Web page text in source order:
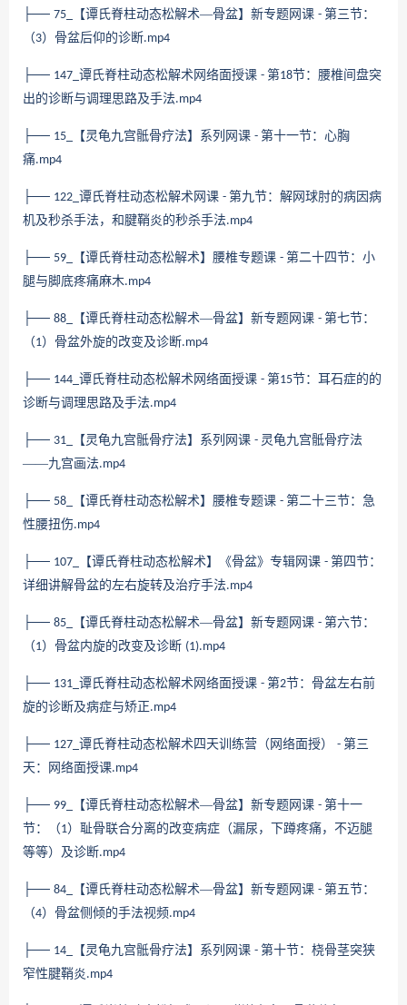
├── 75_ 【谭氏脊柱动态松解术—骨盆】新专题网课 - 第三节：
（3）骨盆后仰的诊断.mp4
├── 147_ 谭氏脊柱动态松解术网络面授课 - 第18节：腰椎间盘突
出的诊断与调理思路及手法.mp4
├── 15_ 【灵龟九宫骶骨疗法】系列网课 - 第十一节：心胸
痛.mp4
├── 122_ 谭氏脊柱动态松解术网课 - 第九节：解网球肘的病因病
机及秒杀手法，和腱鞘炎的秒杀手法.mp4
├── 59_ 【谭氏脊柱动态松解术】腰椎专题课 - 第二十四节：小
腿与脚底疼痛麻木.mp4
├── 88_ 【谭氏脊柱动态松解术—骨盆】新专题网课 - 第七节：
（1）骨盆外旋的改变及诊断.mp4
├── 144_ 谭氏脊柱动态松解术网络面授课 - 第15节：耳石症的的
诊断与调理思路及手法.mp4
├── 31_ 【灵龟九宫骶骨疗法】系列网课 - 灵龟九宫骶骨疗法
——九宫画法.mp4
├── 58_ 【谭氏脊柱动态松解术】腰椎专题课 - 第二十三节：急
性腰扭伤.mp4
├── 107_ 【谭氏脊柱动态松解术】《骨盆》专辑网课 - 第四节：
详细讲解骨盆的左右旋转及治疗手法.mp4
├── 85_ 【谭氏脊柱动态松解术—骨盆】新专题网课 - 第六节：
（1）骨盆内旋的改变及诊断 (1).mp4
├── 131_ 谭氏脊柱动态松解术网络面授课 - 第2节：骨盆左右前
旋的诊断及病症与矫正.mp4
├── 127_ 谭氏脊柱动态松解术四天训练营（网络面授） - 第三
天：网络面授课.mp4
├── 99_ 【谭氏脊柱动态松解术—骨盆】新专题网课 - 第十一
节：（1）耻骨联合分离的改变病症（漏尿，下蹲疼痛，不迈腿
等等）及诊断.mp4
├── 84_ 【谭氏脊柱动态松解术—骨盆】新专题网课 - 第五节：
（4）骨盆侧倾的手法视频.mp4
├── 14_ 【灵龟九宫骶骨疗法】系列网课 - 第十节：桡骨茎突狭
窄性腱鞘炎.mp4